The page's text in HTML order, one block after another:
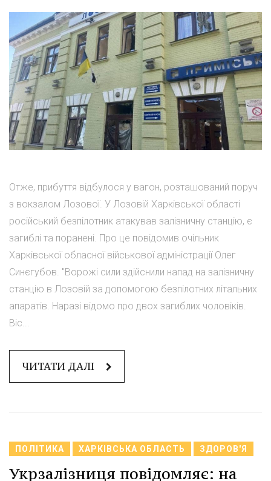
Отже, прибуття відбулося у вагон, розташований поруч
з вокзалом Лозової. У Лозовій Харківської області
російський безпілотник атакував залізничну станцію, є
загиблі та поранені. Про це повідомив очільник
Харківської обласної військової адміністрації Олег
Синєгубов. "Ворожі сили здійснили напад на залізничну
станцію в Лозовій за допомогою безпілотних літальних
апаратів. Наразі відомо про двох загиблих чоловіків.
Віс...
ЧИТАТИ ДАЛІ
ПОЛІТИКА ХАРКІВСЬКА ОБЛАСТЬ ЗДОРОВ'Я
Укрзалізниця повідомляє: на